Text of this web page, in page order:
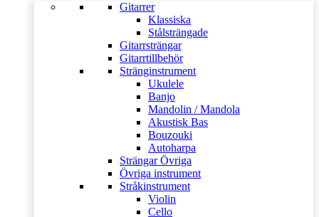
Gitarrer
Klassiska
Stålsträngade
Gitarrsträngar
Gitarrtillbehör
Stränginstrument
Ukulele
Banjo
Mandolin / Mandola
Akustisk Bas
Bouzouki
Autoharpa
Strängar Övriga
Övriga instrument
Stråkinstrument
Violin
Cello